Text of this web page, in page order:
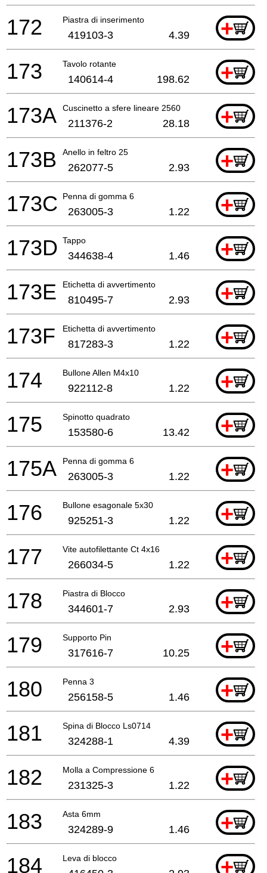
Piastra di inserimento +
172 419103-3 4.39
Tavolo rotante +
173 140614-4 198.62
Cuscinetto a sfere lineare 2560 +
173A 211376-2 28.18
Anello in feltro 25 +
173B 262077-5 2.93
Penna di gomma 6 +
173C 263005-3 1.22
Tappo +
173D 344638-4 1.46
Etichetta di avvertimento +
173E 810495-7 2.93
Etichetta di avvertimento +
173F 817283-3 1.22
Bullone Allen M4x10 +
174 922112-8 1.22
Spinotto quadrato +
175 153580-6 13.42
Penna di gomma 6 +
175A 263005-3 1.22
Bullone esagonale 5x30 +
176 925251-3 1.22
Vite autofilettante Ct 4x16 +
177 266034-5 1.22
Piastra di Blocco +
178 344601-7 2.93
Supporto Pin +
179 317616-7 10.25
Penna 3 +
180 256158-5 1.46
Spina di Blocco Ls0714 +
181 324288-1 4.39
Molla a Compressione 6 +
182 231325-3 1.22
Asta 6mm +
183 324289-9 1.46
Leva di blocco +
184